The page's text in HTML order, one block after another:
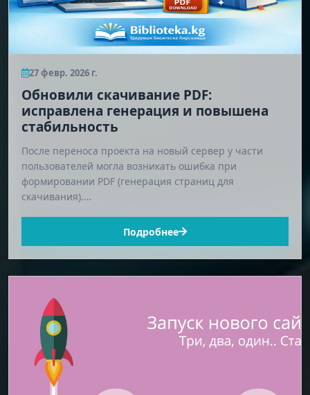
27 февр. 2026 г.
Обновили скачивание PDF:
исправлена генерация и повышена
стабильность
После переноса проекта на новый сервер у части
пользователей могла возникать ошибка при
формировании PDF (генерация страниц для
скачивания).…
Подробнее